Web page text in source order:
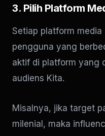
3. Pilih Platform
Setiap platform
pengguna yang
aktif di platform yang
audiens Kita.
Misalnya, jika target
milenial, maka